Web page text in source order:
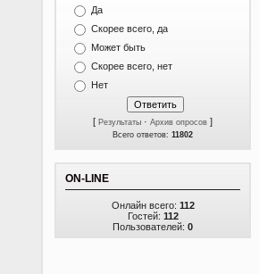
Да
Скорее всего, да
Может быть
Скорее всего, нет
Нет
[ Результаты · Архив опросов ]
Всего ответов: 11802
ON-LINE
Онлайн всего: 112
Гостей: 112
Пользователей: 0